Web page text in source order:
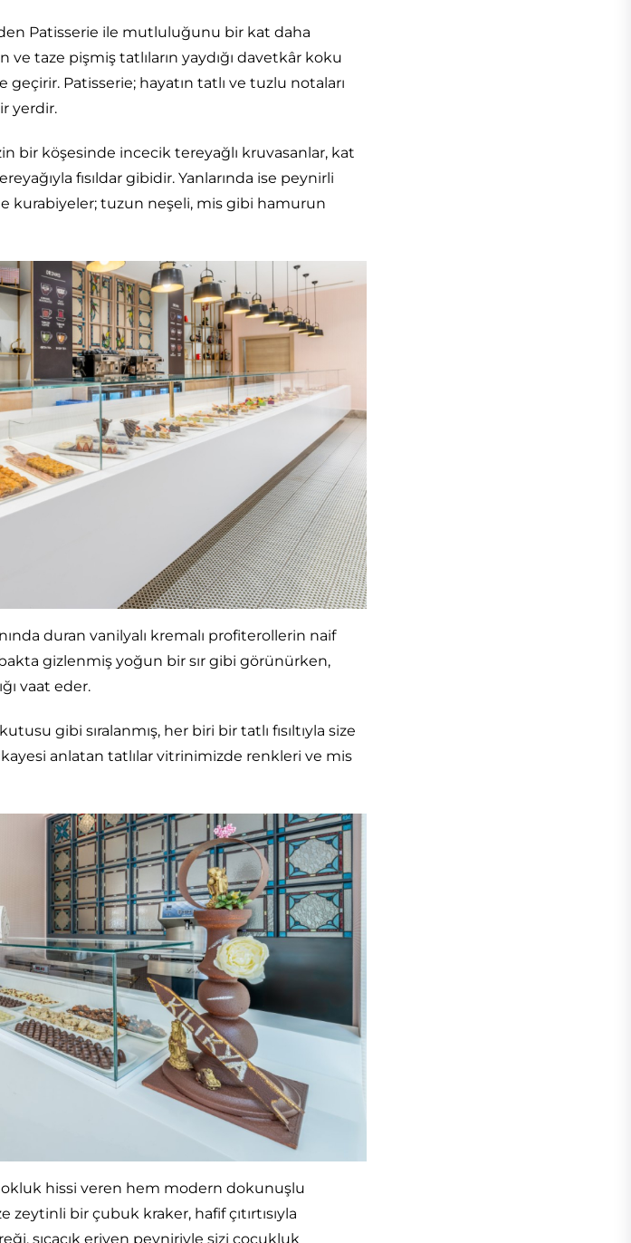
Patisserie ile mutluluğunu bir kat daha
ve taze pişmiş tatlıların yaydığı davetkâr koku
Patisserie; hayatın tatlı ve tuzlu notaları
yerdir.
bir köşesinde incecik tereyağlı kruvasanlar, kat
fısıldar gibidir. Yanlarında ise peynirli
kurabiyeler; tuzun neşeli, mis gibi hamurun
duran vanilyalı kremalı profiterollerin naif
gizlenmiş yoğun bir sır gibi görünürken,
vaat eder.
gibi sıralanmış, her biri bir tatlı fısıltıyla size
anlatan tatlılar vitrinimizde renkleri ve mis
hissi veren hem modern dokunuşlu
bir çubuk kraker, hafif çıtırtısıyla
sıcacık eriyen peyniriyle sizi çocukluk